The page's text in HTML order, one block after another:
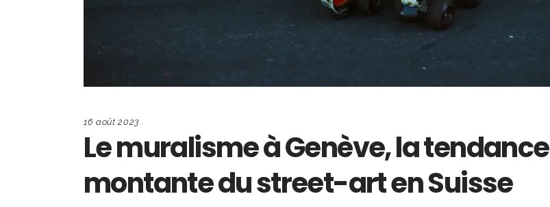
16 août 2023
Le muralisme à Genève, la tendance
montante du street-art en Suisse